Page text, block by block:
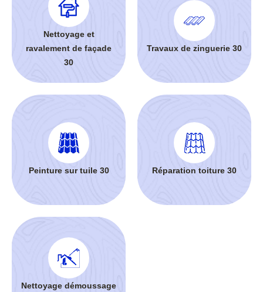
Nettoyage et
ravalement de façade
30
Travaux de zinguerie 30
Peinture sur tuile 30 Réparation toiture 30
Nettoyage démoussage